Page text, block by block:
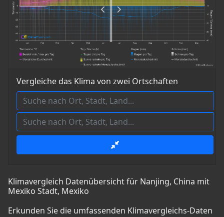
Vergleiche das Klima von zwei Ortschaften
Klimavergleich Datenübersicht für Nanjing, China mit
Mexiko Stadt, Mexiko
Erkunden Sie die umfassenden Klimavergleichs-Daten